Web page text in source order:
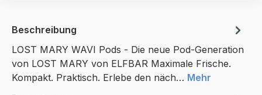
Beschreibung
LOST MARY WAVI Pods - Die neue Pod-Generation
von LOST MARY von ELFBAR Maximale Frische.
Kompakt. Praktisch. Erlebe den näch… Mehr